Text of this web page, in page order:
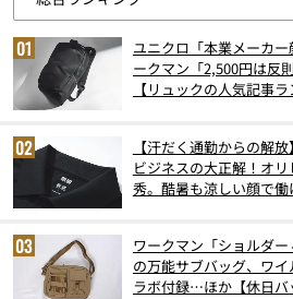
ユニクロ「本業メーカ
ークマン「2,500円は反
【リュックの人気記事
【汗だく通勤からの解
ビジネスの大正解！オ
秀。酷暑も涼しい顔で
ワークマン「ショルダ
の万能サブバッグ、ワ
ラボ付録…ほか【休日バ